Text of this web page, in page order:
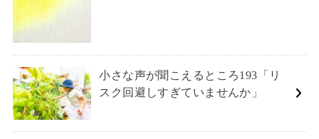
小さな声が聞こえるところ193「リ
スク回避しすぎていませんか」